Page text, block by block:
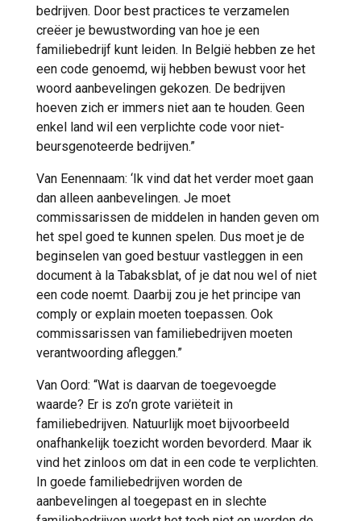
bedrijven. Door best practices te verzamelen
creëer je bewustwording van hoe je een
familiebedrijf kunt leiden. In België hebben ze het
een code genoemd, wij hebben bewust voor het
woord aanbevelingen gekozen. De bedrijven
hoeven zich er immers niet aan te houden. Geen
enkel land wil een verplichte code voor niet-
beursgenoteerde bedrijven.”
Van Eenennaam: ‘Ik vind dat het verder moet gaan
dan alleen aanbevelingen. Je moet
commissarissen de middelen in handen geven om
het spel goed te kunnen spelen. Dus moet je de
beginselen van goed bestuur vastleggen in een
document à la Tabaksblat, of je dat nou wel of niet
een code noemt. Daarbij zou je het principe van
comply or explain moeten toepassen. Ook
commissarissen van familiebedrijven moeten
verantwoording afleggen.”
Van Oord: “Wat is daarvan de toegevoegde
waarde? Er is zo’n grote variëteit in
familiebedrijven. Natuurlijk moet bijvoorbeeld
onafhankelijk toezicht worden bevorderd. Maar ik
vind het zinloos om dat in een code te verplichten.
In goede familiebedrijven worden de
aanbevelingen al toegepast en in slechte